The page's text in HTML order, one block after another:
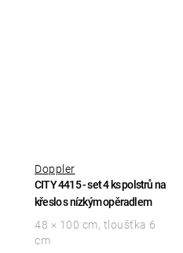
CITY 4415 - set 4 ks polstrů na
křeslo s nízkým opěradlem
Doppler
48 × 100 cm, tloušťka 6
cm